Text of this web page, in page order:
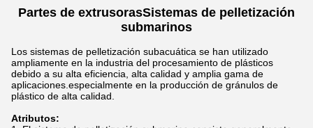
Partes de extrusorasSistemas de pelletización
submarinos
Los sistemas de pelletización subacuática se han utilizado
ampliamente en la industria del procesamiento de plásticos
debido a su alta eficiencia, alta calidad y amplia gama de
aplicaciones.especialmente en la producción de gránulos de
plástico de alta calidad.
Atributos: